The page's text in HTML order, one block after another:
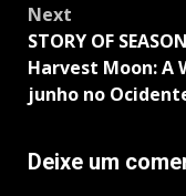
Next
STORY OF
Harvest Moon: A
junho no
Deixe um